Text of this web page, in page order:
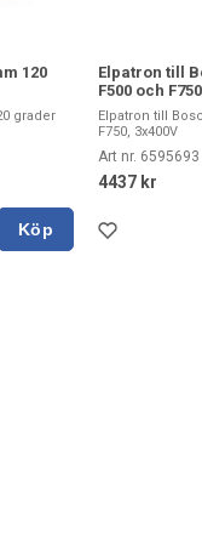
120
grader
Köp
Elpatron till
F500 och
Elpatron till
F750, 3x400V
Art nr. 6595693
4437 kr